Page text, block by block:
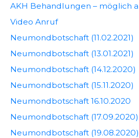
AKH Behandlungen – möglich
Video Anruf
Neumondbotschaft (11.02.2021)
Neumondbotschaft (13.01.2021)
Neumondbotschaft (14.12.2020)
Neumondbotschaft (15.11.2020)
Neumondbotschaft 16.10.2020
Neumondbotschaft (17.09.2020)
Neumondbotschaft (19.08.2020)